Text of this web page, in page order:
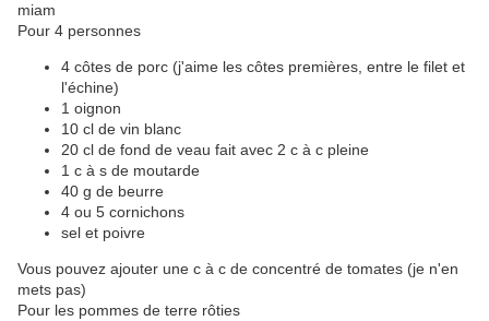
miam
Pour 4 personnes
4 côtes de porc (j'aime les côtes premières, entre le filet et
l'échine)
1 oignon
10 cl de vin blanc
20 cl de fond de veau fait avec 2 c à c pleine
1 c à s de moutarde
40 g de beurre
4 ou 5 cornichons
sel et poivre
Vous pouvez ajouter une c à c de concentré de tomates (je n'en
mets pas)
Pour les pommes de terre rôties